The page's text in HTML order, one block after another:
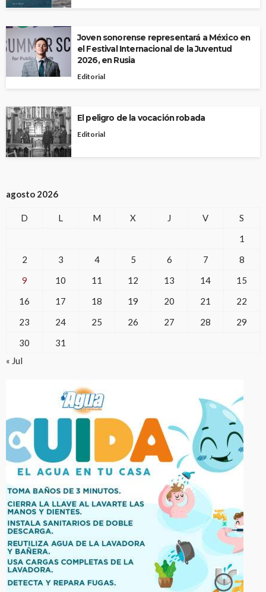
Joven sonorense representará a México en
el Festival Internacional de la Juventud
2026, en Rusia
Editorial
El peligro de la vocación robada
Editorial
agosto 2026
D L M X J V
S
1
2
3 4 5 6 7
8
9
10 11 12 13 14
15
16
17 18 19 20 21
22
23
24 25 26 27 28
29
30
31
« Jul